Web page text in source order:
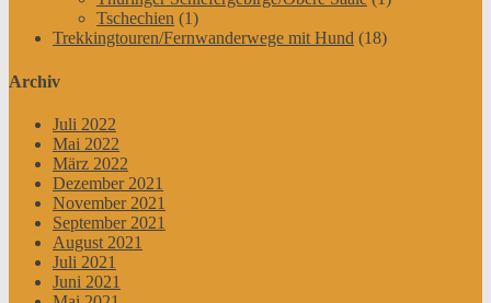
Tschechien (1)
Trekkingtouren/Fernwanderwege mit Hund (18)
Archiv
Juli 2022
Mai 2022
März 2022
Dezember 2021
November 2021
September 2021
August 2021
Juli 2021
Juni 2021